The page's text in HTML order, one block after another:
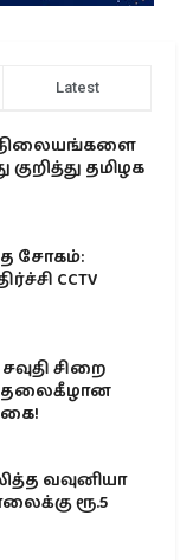
Latest
தமிழக
சோகம்:
CCTV
சிறை
தலைகீழான
வவுனியா
ரூ.5